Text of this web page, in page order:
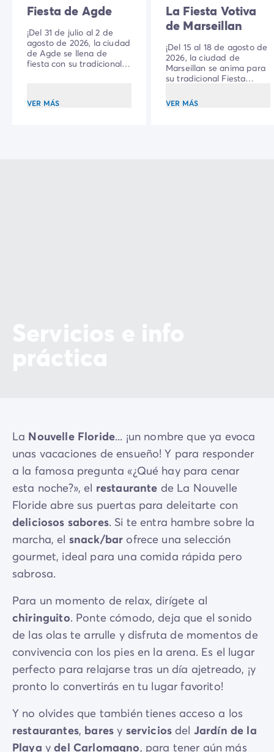
Fiesta de Agde
¡Del 31 de julio al 2 de
agosto de 2026, la ciudad
de Agde se llena de
fiesta con su tradicional
VER MÁS
La Fiesta Votiva
de Marseillan
¡Del 15 al 18 de agosto de
2026, la ciudad de
Marseillan se anima para
su tradicional Fiesta
imprescindible del verano
occitano!
VER MÁS
La Nouvelle Floride... ¡un nombre que ya evoca
unas vacaciones de ensueño! Y para responder
a la famosa pregunta «¿Qué hay para cenar
esta noche?», el restaurante de La Nouvelle
Floride abre sus puertas para deleitarte con
deliciosos sabores. Si te entra hambre sobre la
marcha, el snack/bar ofrece una selección
gourmet, ideal para una comida rápida pero
sabrosa.
Para un momento de relax, dirígete al
chiringuito. Ponte cómodo, deja que el sonido
de las olas te arrulle y disfruta de momentos de
convivencia con los pies en la arena. Es el lugar
perfecto para relajarse tras un día ajetreado, ¡y
pronto lo convertirás en tu lugar favorito!
Y no olvides que también tienes acceso a los
restaurantes, bares y servicios del Jardín de la
Playa ydel Carlomagno, para tener aún más